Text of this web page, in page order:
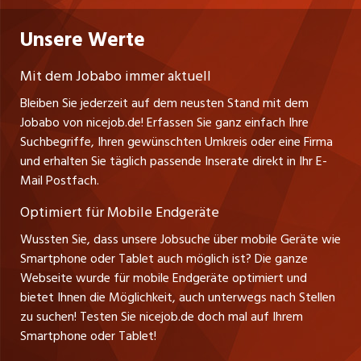
gesundheitsfördernde Kurse und diverse Beratungs-
und Coachingangebote zur Verfügung. Wir
unterstützen Sie dabei, sowohl Ihre fachlichen als
auch Ihre persönlichen Kompetenzen stetig
Praktika
Lehrstellen
Führungspositionen
Management / Kader-Jobs
Nutzungsbedingungen
Impressum
jobzüri.ch
jobmittelland.ch
jobbern.ch
jobbasel.ch
zentraljob.ch
myjob.ch
schaffu.ch (VS)
ajourjob.ch
tagblatt.ch
Fa. nicejob.de
PR Medien GmbH
Lindauer Straße 16
D-88239 Wangen
Tel. +49 07522 795034
Thomas Reiner
Ansprechpartner
Unsere Werte
Mit dem Jobabo immer aktuell
Bleiben Sie jederzeit auf dem neusten Stand mit dem
Jobabo von nicejob.de! Erfassen Sie ganz einfach Ihre
Suchbegriffe, Ihren gewünschten Umkreis oder eine Firma
und erhalten Sie täglich passende Inserate direkt in Ihr E-
Mail Postfach.
Optimiert für Mobile Endgeräte
Wussten Sie, dass unsere Jobsuche über mobile Geräte wie
Smartphone oder Tablet auch möglich ist? Die ganze
Webseite wurde für mobile Endgeräte optimiert und
bietet Ihnen die Möglichkeit, auch unterwegs nach Stellen
zu suchen! Testen Sie nicejob.de doch mal auf Ihrem
Smartphone oder Tablet!